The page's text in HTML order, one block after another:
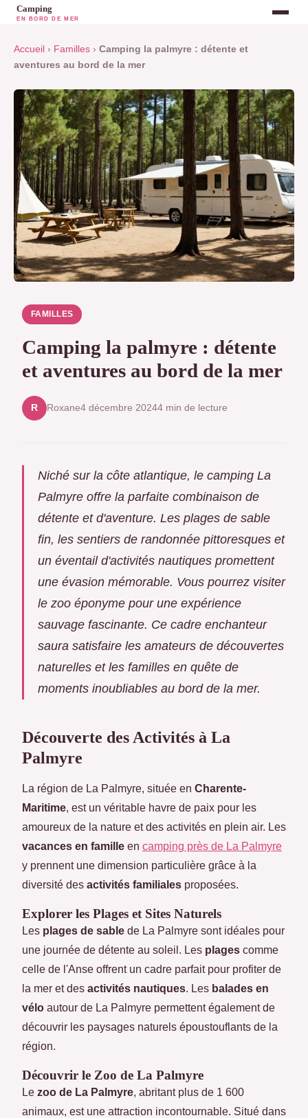
Accueil › Familles › Camping la palmyre : détente et
aventures au bord de la mer
FAMILLES
Camping la palmyre : détente
et aventures au bord de la mer
R Roxane4 décembre 20244 min de lecture
Niché sur la côte atlantique, le camping La
Palmyre offre la parfaite combinaison de
détente et d'aventure. Les plages de sable
fin, les sentiers de randonnée pittoresques et
un éventail d'activités nautiques promettent
une évasion mémorable. Vous pourrez visiter
le zoo éponyme pour une expérience
sauvage fascinante. Ce cadre enchanteur
saura satisfaire les amateurs de découvertes
naturelles et les familles en quête de
moments inoubliables au bord de la mer.
Découverte des Activités à La
Palmyre
La région de La Palmyre, située en Charente-
Maritime, est un véritable havre de paix pour les
amoureux de la nature et des activités en plein air. Les
vacances en famille en camping près de La Palmyre
y prennent une dimension particulière grâce à la
diversité des activités familiales proposées.
Explorer les Plages et Sites Naturels
Les plages de sable de La Palmyre sont idéales pour
une journée de détente au soleil. Les plages comme
celle de l'Anse offrent un cadre parfait pour profiter de
la mer et des activités nautiques. Les balades en
vélo autour de La Palmyre permettent également de
découvrir les paysages naturels époustouflants de la
région.
Découvrir le Zoo de La Palmyre
Le zoo de La Palmyre, abritant plus de 1 600
animaux, est une attraction incontournable. Situé dans